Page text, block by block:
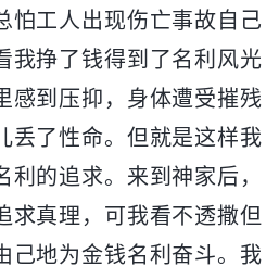
怕工人出现伤亡事故自己
我挣了钱得到了名利风光
感到压抑，身体遭受摧残
丢了性命。但就是这样我
的追求。来到神家后，
求真理，可我看不透撒但
己地为金钱名利奋斗。我